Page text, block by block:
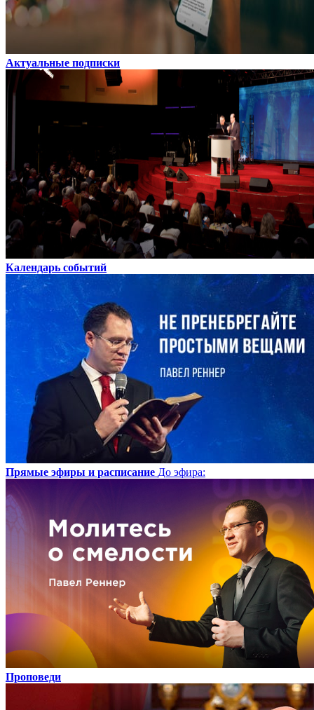
Актуальные подписки
Календарь событий
Прямые эфиры и расписание До эфира:
Проповеди